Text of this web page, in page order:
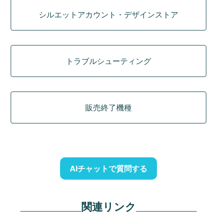
シルエットアカウント・デザインストア
トラブルシューティング
販売終了機種
AIチャットで質問する
関連リンク